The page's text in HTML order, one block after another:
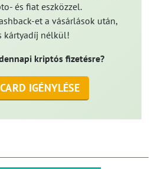
és fiat eszközzel.
et a vásárlások után,
kártyadíj nélkül!
kriptós fizetésre?
IGÉNYLÉSE